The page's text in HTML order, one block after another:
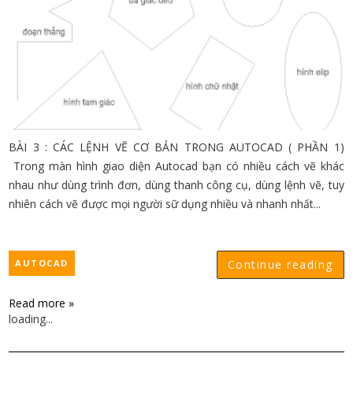
BÀI 3 : CÁC LỆNH VẼ CƠ BẢN TRONG AUTOCAD ( PHẦN 1)
Trong màn hình giao diện Autocad bạn có nhiều cách vẽ khác
nhau như dùng trình đơn, dùng thanh công cụ, dùng lệnh vẽ, tuy
nhiên cách vẽ được mọi người sữ dụng nhiều và nhanh nhất...
Continue reading
AUTOCAD
Read more »
loading...